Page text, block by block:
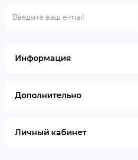
Информация
Дополнительно
Личный кабинет